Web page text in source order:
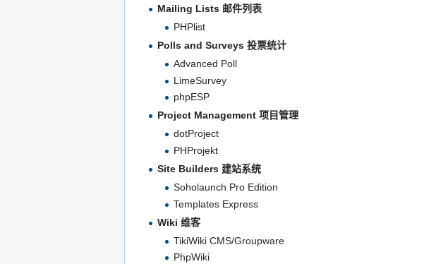
Mailing Lists 邮件列表
PHPlist
Polls and Surveys 投票统计
Advanced Poll
LimeSurvey
phpESP
Project Management 项目管理
dotProject
PHProjekt
Site Builders 建站系统
Soholaunch Pro Edition
Templates Express
Wiki 维客
TikiWiki CMS/Groupware
PhpWiki